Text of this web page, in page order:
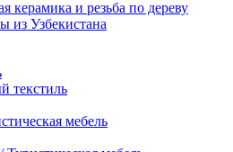
керамика и резьба по дереву
из Узбекистана
текстиль
мебель